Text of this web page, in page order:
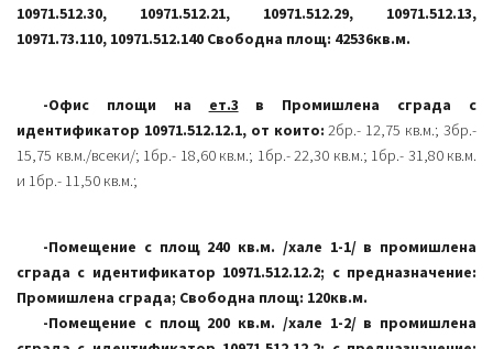
10971.512.30, 10971.512.21, 10971.512.29, 10971.512.13,
10971.73.110, 10971.512.140 Свободна площ: 42536кв.м.
-Офис площи на ет.3 в Промишлена сграда с
идентификатор 10971.512.12.1, от които: 2бр.- 12,75 кв.м.; 3бр.-
15,75 кв.м./всеки/; 1бр.- 18,60 кв.м.; 1бр.- 22,30 кв.м.; 1бр.- 31,80 кв.м.
и 1бр.- 11,50 кв.м.;
-Помещение с площ 240 кв.м. /хале 1-1/ в промишлена
сграда с идентификатор 10971.512.12.2; с предназначение:
Промишлена сграда; Свободна площ: 120кв.м.
-Помещение с площ 200 кв.м. /хале 1-2/ в промишлена